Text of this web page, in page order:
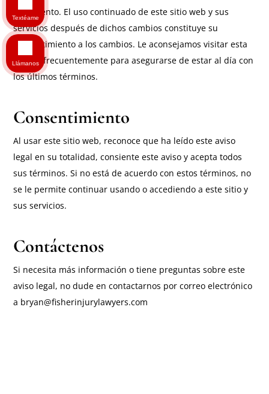
documento. El uso continuado de este sitio web y sus
servicios después de dichos cambios constituye su
consentimiento a los cambios. Le aconsejamos visitar esta
página frecuentemente para asegurarse de estar al día con
los últimos términos.
Consentimiento
Al usar este sitio web, reconoce que ha leído este aviso
legal en su totalidad, consiente este aviso y acepta todos
sus términos. Si no está de acuerdo con estos términos, no
se le permite continuar usando o accediendo a este sitio y
sus servicios.
Contáctenos
Si necesita más información o tiene preguntas sobre este
aviso legal, no dude en contactarnos por correo electrónico
a bryan@fisherinjurylawyers.com
Textéame
Llámanos